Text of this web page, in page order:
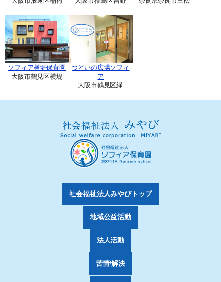
ソフィア横堤保育園
大阪市鶴見区横堤
つどいの広場ソフィ
ア
大阪市鶴見区緑
社会福祉法人みやびトップ
地域公益活動
法人活動
苦情/解決